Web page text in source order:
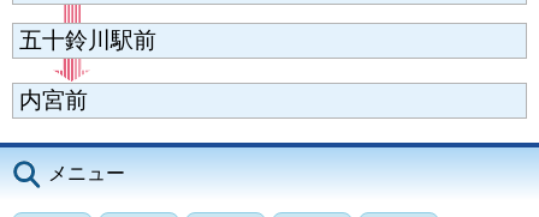
五十鈴川駅前
内宮前
メニュー